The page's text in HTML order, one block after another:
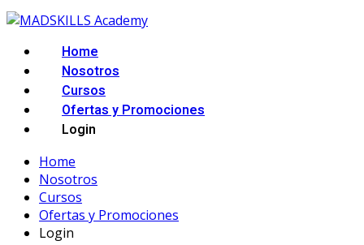
Home
Nosotros
Cursos
Ofertas y Promociones
Login
Home
Nosotros
Cursos
Ofertas y Promociones
Login